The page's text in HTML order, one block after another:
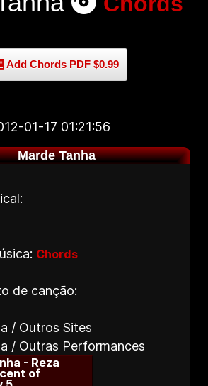
Add Chords PDF $0.99
01-17 01:21:56
Marde Tanha
Chords
de canção:
/ Outros Sites
/ Outras Performances
- Reza
of